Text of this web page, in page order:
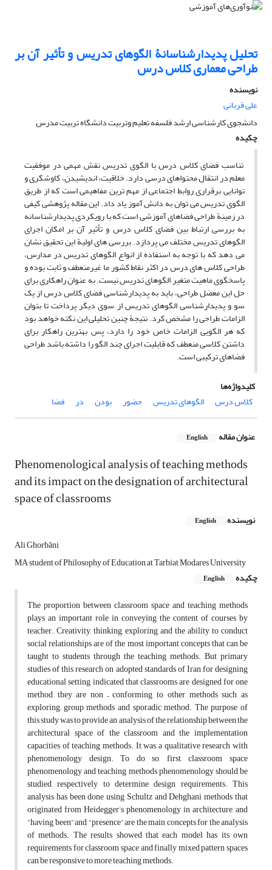
تحلیل پدیدارشناسانۀ الگوهای تدریس و تأثیر آن بر
طراحی معماری کلاس درس
نویسنده
علی قربانی
دانشجوی کارشناسی ارشد فلسفه تعلیم وتربیت دانشگاه تربیت مدرس
چکیده
تناسب فضای کلاس درس با الگوی تدریس نقش مهمی در موفقیت
معلم در انتقال محتواهای درسی دارد. خلاقیت، اندیشیدن، کاوشگری و
توانایی برقراری روابط اجتماعی از مهم ترین مفاهیمی است که از طریق
الگوی تدریس می توان به دانش آموز یاد داد. این مقاله پژوهشی کیفی
در زمینة طراحی فضاهای آموزشی است که با رویکردی پدیدارشناسانه
به بررسی ارتباط بین فضای کلاس درس و تأثیر آن بر امکان اجرای
الگوهای تدریس مختلف می پردازد. بررسی های اولیة این تحقیق نشان
می دهد که با توجه به استفاده از انواع الگوهای تدریس در مدارس،
طراحی کلاس های درس در اکثر نقاط کشور ما غیرمنعطف و ثابت بوده و
پاسخگوی ماهیت متغیر الگوهای تدریس نیست. به عنوان راهکاری برای
حل این معضل طراحی، باید به پدیدارشناسی فضای کلاس درس از یک
سو و پدیدارشناسی الگوهای تدریس از سوی دیگر پرداخت تا بتوان
الزامات طراحی را مشخص کرد. نتیجة چنین تحلیلی این نکته خواهد بود
که هر الگویی الزامات خاص خود را دارد، پس بهترین راهکار برای
داشتن کلاسی منعطف که قابلیت اجرای چند الگو را داشته باشد طراحی
فضاهای ترکیبی است.
کلیدواژه‌ها
کلاس درس
الگوهای تدریس حضور بودن در فضا
عنوان مقاله English
Phenomenological analysis of teaching methods
and its impact on the designation of architectural
space of classrooms
نویسنده English
Ali Ghorbāni
MA student of Philosophy of Education at Tarbiat Modares University
چکیده
English
The proportion between classroom space and teaching methods
plays an important role in conveying the content of courses by
teacher. Creativity, thinking, exploring and the ability to conduct
social relationships are of the most important concepts that can be
taught to students through the teaching methods. But primary
studies of this research on adopted standards of Iran for designing
educational setting indicated that classrooms are designed for one
method, they are non – conforming to other methods such as
exploring, group methods and sporadic method. The purpose of
this study was to provide an analysis of the relationship between the
architectural space of the classroom and the implementation
capacities of teaching methods. It was a qualitative research with
phenomenology design. To do so, first, classroom space
phenomenology and teaching methods phenomenology should be
studied, respectively to determine design requirements. This
analysis has been done using Schultz and Dehghani methods that
originated from Heidegger’s phenomenology in architecture, and
“having been” and “presence” are the main concepts for the analysis
of methods. The results showed that each model has its own
requirements for classroom space and finally mixed pattern spaces
can be responsive to more teaching methods.